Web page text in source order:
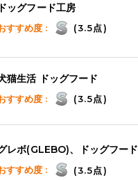
ドッグフード工房
すすめ度 : (3.5点)
猫生活 ドッグフード
すすめ度 : (3.5点)
レボ(GLEBO)、ドッグフード
すすめ度 : (3.5点)